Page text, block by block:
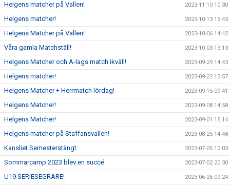
Helgens matcher på Vallen! 2023-11-10 10:30
Helgens matcher! 2023-10-13 13:43
Helgens Matcher på Vallen! 2023-10-06 14:42
Våra gamla Matchställ! 2023-10-03 13:13
Helgens Matcher och A-lags match ikväll! 2023-09-29 14:43
Helgens matcher! 2023-09-22 13:57
Helgens Matcher + Herrmatch lördag! 2023-09-15 09:41
Helgens Matcher! 2023-09-08 14:58
Helgens Matcher! 2023-09-01 15:14
Helgens matcher på Staffansvallen! 2023-08-25 14:48
Kansliet Semesterstängt 2023-07-05 12:03
Sommarcamp 2023 blev en succé 2023-07-02 20:30
U19 SERIESEGRARE! 2023-06-26 09:24